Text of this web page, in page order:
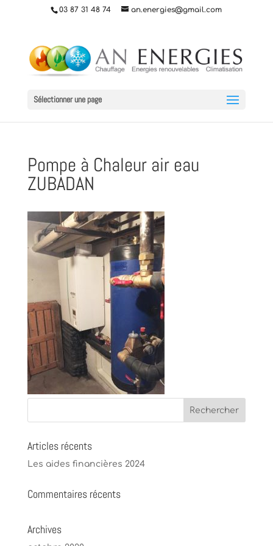
03 87 31 48 74 an.energies@gmail.com
Sélectionner une page
Pompe à Chaleur air eau
ZUBADAN
Articles récents
Les aides financières 2024
Commentaires récents
Archives